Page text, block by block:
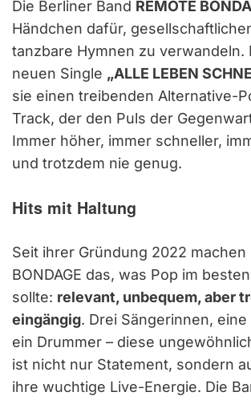
Die Berliner Band REMOTE
Händchen dafür,
tanzbare Hymnen zu verwandeln.
neuen Single „ALLE LEBEN
sie einen treibenden Alternative-
Track, der den Puls der
Immer höher, immer schneller,
und trotzdem nie genug.
Hits mit Haltung
Seit ihrer Gründung 2022 machen
BONDAGE das, was Pop im
sollte: relevant, unbequem, aber
eingängig. Drei Sängerinnen,
ein Drummer – diese
ist nicht nur Statement, sondern
ihre wuchtige Live-Energie. Die